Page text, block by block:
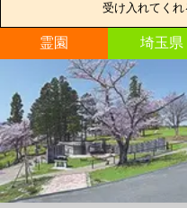
受け入れてくれ
霊園 埼玉県